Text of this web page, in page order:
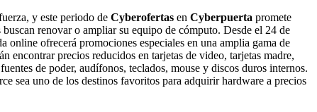
y este periodo de Cyberofertas en Cyberpuerta promete
renovar o ampliar su equipo de cómputo. Desde el 24 de
ofrecerá promociones especiales en una amplia gama de
encontrar precios reducidos en tarjetas de video, tarjetas madre,
de poder, audífonos, teclados, mouse y discos duros internos.
sea uno de los destinos favoritos para adquirir hardware a precios